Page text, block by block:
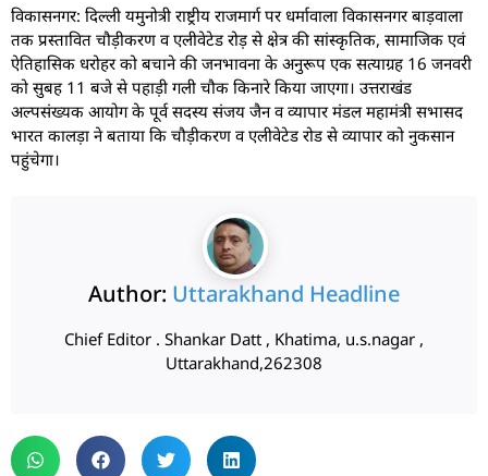
विकासनगर: दिल्ली यमुनोत्री राष्ट्रीय राजमार्ग पर धर्मावाला विकासनगर बाड़वाला
तक प्रस्तावित चौड़ीकरण व एलीवेटेड रोड़ से क्षेत्र की सांस्कृतिक, सामाजिक एवं
ऐतिहासिक धरोहर को बचाने की जनभावना के अनुरूप एक सत्याग्रह 16 जनवरी
को सुबह 11 बजे से पहाड़ी गली चौक किनारे किया जाएगा। उत्तराखंड
अल्पसंख्यक आयोग के पूर्व सदस्य संजय जैन व व्यापार मंडल महामंत्री सभासद
भारत कालड़ा ने बताया कि चौड़ीकरण व एलीवेटेड रोड से व्यापार को नुकसान
पहुंचेगा।
Author: Uttarakhand Headline
Chief Editor . Shankar Datt , Khatima, u.s.nagar ,
Uttarakhand,262308